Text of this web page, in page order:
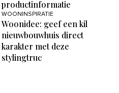
productinformatie
WOONINSPIRATIE
Woonidee: geef een kil
nieuwbouwhuis direct
karakter met deze
stylingtruc